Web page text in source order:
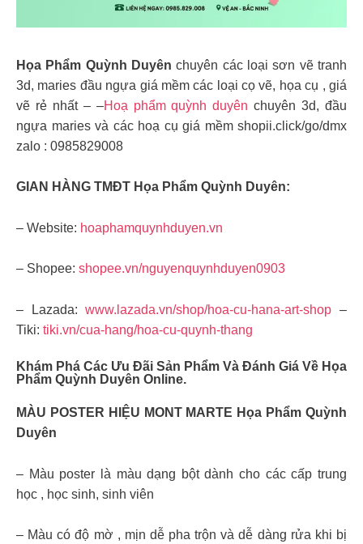
Họa Phẩm Quỳnh Duyên chuyên các loại sơn vẽ tranh
3d, maries đầu ngựa giá mềm các loại cọ vẽ, họa cụ , giá
vẽ rẻ nhất – –Hoạ phẩm quỳnh duyên chuyên 3d, đầu
ngựa maries và các hoạ cụ giá mềm shopii.click/go/dmx
zalo : 0985829008
GIAN HÀNG TMĐT Họa Phẩm Quỳnh Duyên:
– Website: hoaphamquynhduyen.vn
– Shopee: shopee.vn/nguyenquynhduyen0903
– Lazada:www.lazada.vn/shop/hoa-cu-hana-art-shop –
Tiki: tiki.vn/cua-hang/hoa-cu-quynh-thang
Khám Phá Các Ưu Đãi Sản Phẩm Và Đánh Giá Về Họa
Phẩm Quỳnh Duyên Online.
MÀU POSTER HIỆU MONT MARTE Họa Phẩm Quỳnh
Duyên
– Màu poster là màu dạng bột dành cho các cấp trung
học , học sinh, sinh viên
– Màu có độ mờ , mịn dễ pha trộn và dễ dàng rửa khi bị